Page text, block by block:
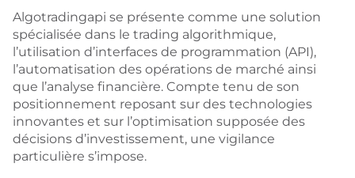
Algotradingapi se présente comme une solution
spécialisée dans le trading algorithmique,
l’utilisation d’interfaces de programmation (API),
l’automatisation des opérations de marché ainsi
que l’analyse financière. Compte tenu de son
positionnement reposant sur des technologies
innovantes et sur l’optimisation supposée des
décisions d’investissement, une vigilance
particulière s’impose.